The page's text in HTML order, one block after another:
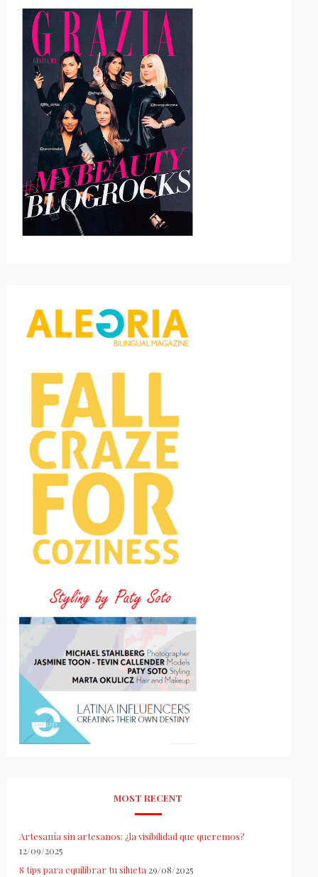
MOST RECENT
Artesanía sin artesanos: ¿la visibilidad que queremos?
12/09/2025
8 tips para equilibrar tu silueta 29/08/2025